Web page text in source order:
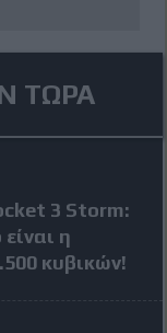
ΤΩΡΑ
3 Storm:
η
κυβικών!